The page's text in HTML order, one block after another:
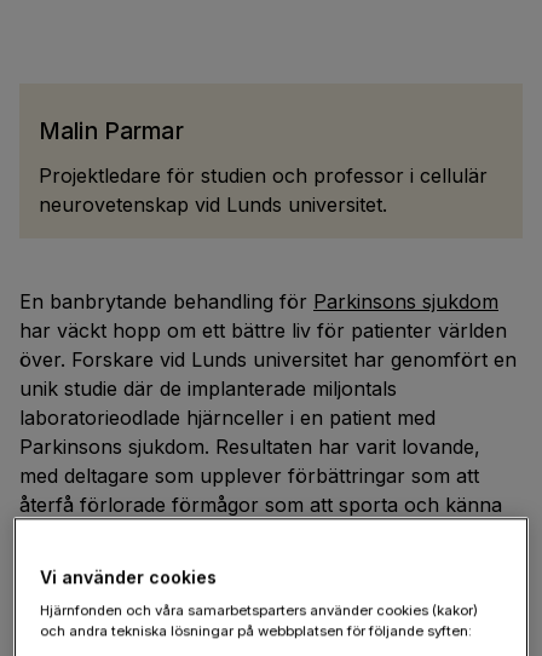
Malin Parmar
Projektledare för studien och professor i cellulär
neurovetenskap vid Lunds universitet.
En banbrytande behandling för Parkinsons sjukdom
har väckt hopp om ett bättre liv för patienter världen
över. Forskare vid Lunds universitet har genomfört en
unik studie där de implanterade miljontals
laboratorieodlade hjärnceller i en patient med
Parkinsons sjukdom. Resultaten har varit lovande,
med deltagare som upplever förbättringar som att
återfå förlorade förmågor som att sporta och känna
hennes forskargrupp vid Lunds universitet med stöd
från Hjärnfonden.
– Jag har fått tillbaka en kropp som känns som min
Vi använder cookies
Hjärnfonden och våra samarbetsparters använder cookies (kakor)
och andra tekniska lösningar på webbplatsen för följande syften: